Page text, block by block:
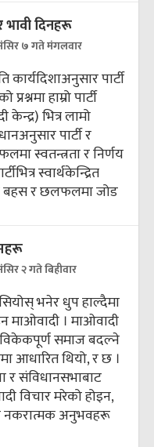
भावी दिनहरू
७ गते मंगलवार
कार्यदिशाअनुसार पार्टी
हाम्रो पार्टी
भित्र लामो
पार्टी र
स्वतन्त्रता र निर्णय
स्वार्थकेन्द्रित
बहस र छलफलमा जोड
२ गते बिहीवार
भनेर धुप हाल्दैमा
माओवादी । माओवादी
विकेकपूर्ण समाज बदल्ने
आधारित थियो, र छ ।
र संविधानसभाबाट
विचार मरेको होइन,
नकरात्मक अनुभवहरू